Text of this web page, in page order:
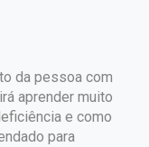
da pessoa com
aprender muito
e como
para